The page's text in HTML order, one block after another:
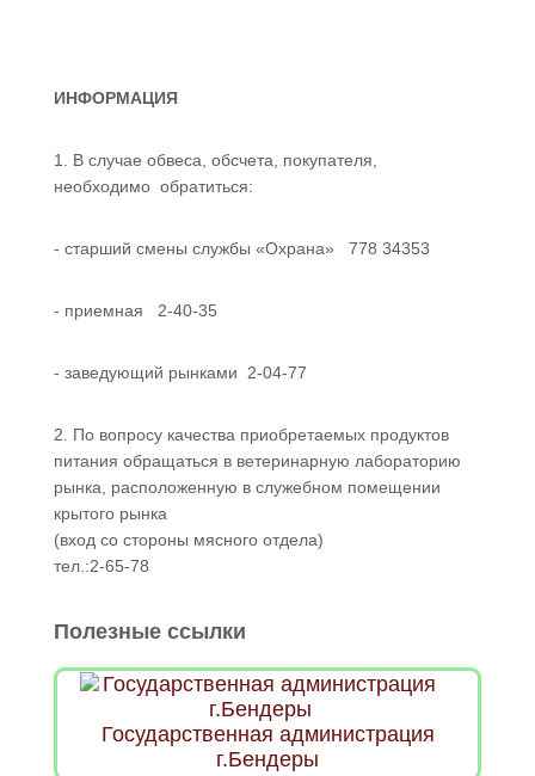
ИНФОРМАЦИЯ
1. В случае обвеса, обсчета, покупателя,
необходимо обратиться:
- старший смены службы «Охрана» 778 34353
- приемная 2-40-35
- заведующий рынками 2-04-77
2. По вопросу качества приобретаемых продуктов
питания обращаться в ветеринарную лабораторию
рынка, расположенную в служебном помещении
крытого рынка
(вход со стороны мясного отдела)
тел.:2-65-78
Полезные ссылки
Государственная администрация
г.Бендеры